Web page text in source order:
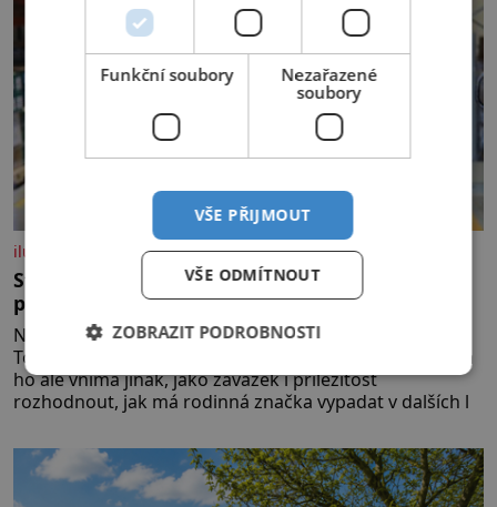
iluxus.cz
Stojí v čele značky s historií. Teď ji musím
připravit na dalších třicet let
Na první pohled by třicáté výročí mohlo být pro
Topnatur hlavně důvodem k oslavám. Lucie Ticháčková
ho ale vnímá jinak, jako závazek i příležitost
rozhodnout, jak má rodinná značka vypadat v dalších l
Funkční soubory
Nezařazené
soubory
VŠE PŘIJMOUT
VŠE ODMÍTNOUT
ZOBRAZIT PODROBNOSTI